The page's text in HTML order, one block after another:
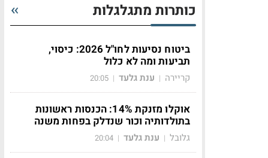
כותרות מתגלגלות
ביטוח נסיעות לחו"ל 2026: כיסוי,
תביעות ומה לא כלול
קריירה | ענת גלעד |
20:05
אוקלו מזנקת 14%: הכנסות ראשונות
בתולדותיה וכור שנדלק בפחות משנה
גלובל | ענת גלעד |
20:04